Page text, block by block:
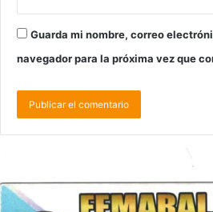
Guarda mi nombre, correo
navegador para la próxima vez que